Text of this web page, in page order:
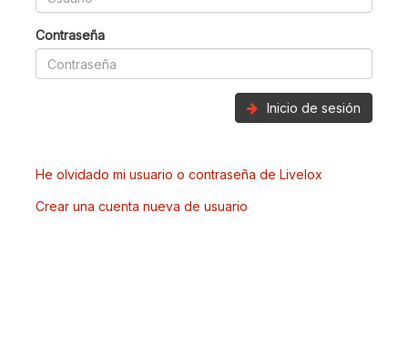
Contraseña
Inicio de sesión
He olvidado mi usuario o contraseña de Livelox
Crear una cuenta nueva de usuario